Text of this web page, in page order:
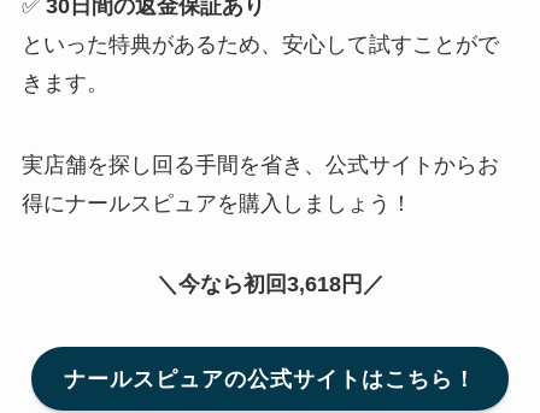
✅ 30日間の返金保証あり
といった特典があるため、安心して試すことがで
きます。
実店舗を探し回る手間を省き、公式サイトからお
得にナールスピュアを購入しましょう！
＼今なら初回3,618円／
ナールスピュアの公式サイトはこちら！